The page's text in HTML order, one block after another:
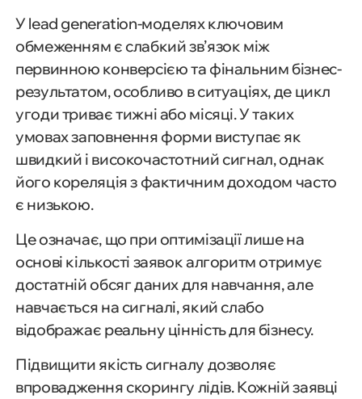
У lead generation-моделях ключовим
обмеженням є слабкий зв’язок між
первинною конверсією та фінальним бізнес-
результатом, особливо в ситуаціях, де цикл
угоди триває тижні або місяці. У таких
умовах заповнення форми виступає як
швидкий і високочастотний сигнал, однак
його кореляція з фактичним доходом часто
є низькою.
Це означає, що при оптимізації лише на
основі кількості заявок алгоритм отримує
достатній обсяг даних для навчання, але
навчається на сигналі, який слабо
відображає реальну цінність для бізнесу.
Підвищити якість сигналу дозволяє
впровадження скорингу лідів. Кожній заявці